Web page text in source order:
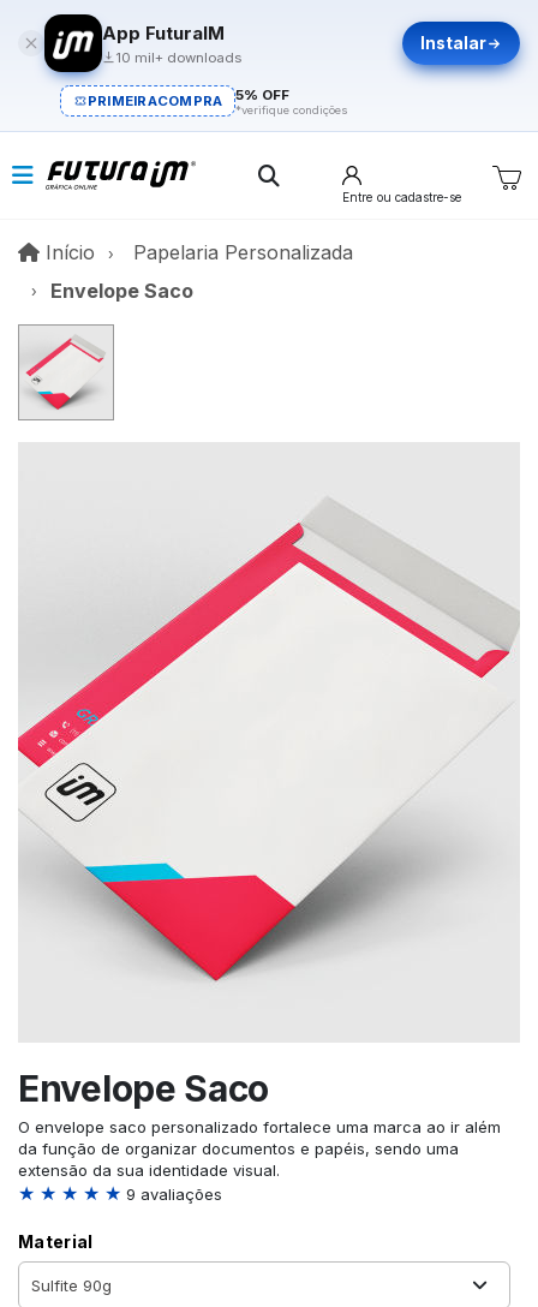
App FuturaIM
10 mil+ downloads
Instalar
PRIMEIRACOMPRA 5% OFF
*verifique condições
Entre ou cadastre-se
Início InícioPapelaria Personalizada
Envelope Saco
Envelope Saco
O envelope saco personalizado fortalece uma marca ao ir além
da função de organizar documentos e papéis, sendo uma
extensão da sua identidade visual.
★ ★ ★ ★ ★ 9 avaliações
Material